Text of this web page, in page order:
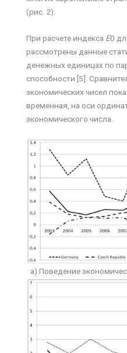
(рис. 2).
При расчете индекса Е0
рассмотрены данные
денежных единицах по
способности [5].
экономических чисел
временная, на оси
экономического числа.
а) Поведение